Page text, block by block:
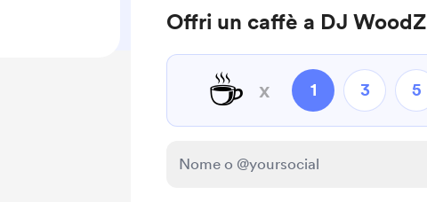
Offri un caffè a DJ WoodZ
☕ x 1 3 5